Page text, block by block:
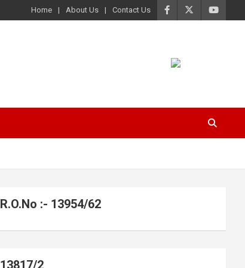
Home About Us Contact Us
R.O.No :- 13954/62
13817/2